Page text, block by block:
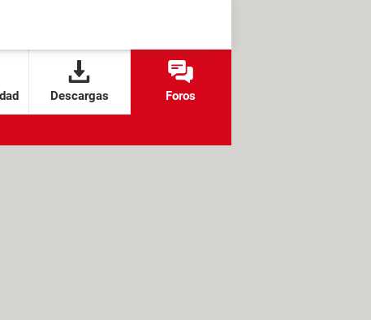
Descargas Foros